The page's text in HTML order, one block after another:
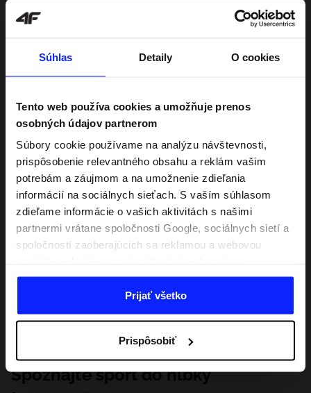
Súhlas Detaily O cookies
Tento web používa cookies a umožňuje prenos
osobných údajov partnerom
Súbory cookie používame na analýzu návštevnosti,
prispôsobenie relevantného obsahu a reklám vašim
potrebám a záujmom a na umožnenie zdieľania
informácií na sociálnych sieťach. S vaším súhlasom
zdieľame informácie o vašich aktivitách s našimi
partnermi vrátane spoločnosti Google, sociálnych sietí a
spoločností zaoberajúcich sa reklamou a webovou
kombinovať s inými, ktoré poskytnete mimo tejto
webovej stránky, ako aj s údajmi, ktoré získajú v
dôsledku vášho používania ich služieb. S vaším
našim partnerom, aby sme zacielili a zlepšili spôsob
zobrazovania online reklamy, vykonali analytický
prieskum, upravili obsah a zlepšili riešenia ponúkané
Prijať všetko
Prispôsobiť
Spoznajte šport do hĺbky